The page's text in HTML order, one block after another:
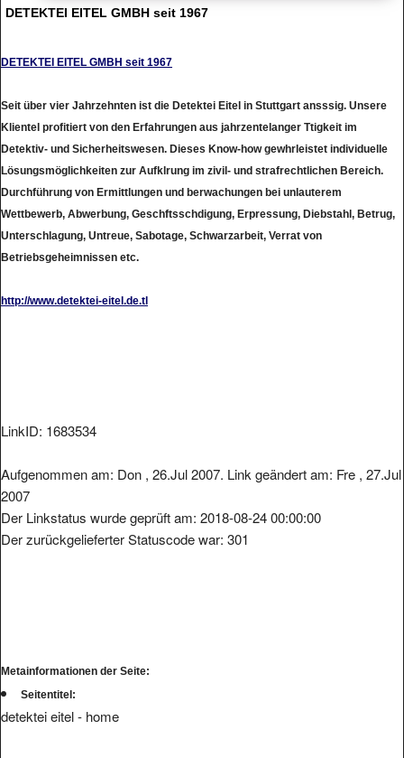
DETEKTEI EITEL GMBH seit 1967
DETEKTEI EITEL GMBH seit 1967
Seit über vier Jahrzehnten ist die Detektei Eitel in Stuttgart ansssig. Unsere
Klientel profitiert von den Erfahrungen aus jahrzentelanger Ttigkeit im
Detektiv- und Sicherheitswesen. Dieses Know-how gewhrleistet individuelle
Lösungsmöglichkeiten zur Aufklrung im zivil- und strafrechtlichen Bereich.
Durchführung von Ermittlungen und berwachungen bei unlauterem
Wettbewerb, Abwerbung, Geschftsschdigung, Erpressung, Diebstahl, Betrug,
Unterschlagung, Untreue, Sabotage, Schwarzarbeit, Verrat von
Betriebsgeheimnissen etc.
http://www.detektei-eitel.de.tl
LinkID: 1683534
Aufgenommen am: Don , 26.Jul 2007. Link geändert am: Fre , 27.Jul
2007
Der Linkstatus wurde geprüft am: 2018-08-24 00:00:00
Der zurückgelieferter Statuscode war: 301
Metainformationen der Seite:
Seitentitel:
detektei eitel - home